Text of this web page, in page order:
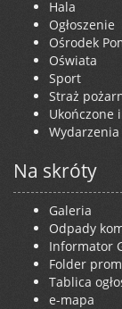
Hala
Ogłoszenie
Ośrodek
Oświata
Sport
Straż
Ukończone
Wydarzenia
Na skróty
Galeria
Odpady
Informator
Folder
Tablica
e-mapa